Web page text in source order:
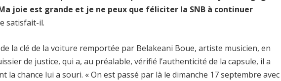
joie est grande et je ne peux que féliciter la SNB à continuer
satisfait-il.
la clé de la voiture remportée par Belakeani Boue, artiste musicien, en
de justice, qui a, au préalable, vérifié l’authenticité de la capsule, il a
la chance lui a souri. « On est passé par là le dimanche 17 septembre avec